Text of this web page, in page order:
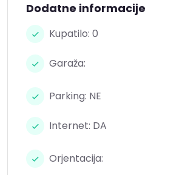
Dodatne informacije
Kupatilo: 0
Garaža:
Parking: NE
Internet: DA
Orjentacija: